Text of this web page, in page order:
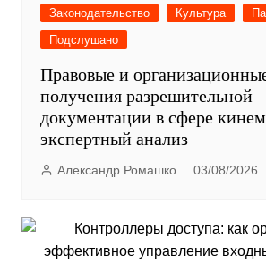
Законодательство Культура
Подслушано
Правовые и
получения разрешительной
документации в сфере
экспертный анализ
Александр Ромашко 03/08/2026